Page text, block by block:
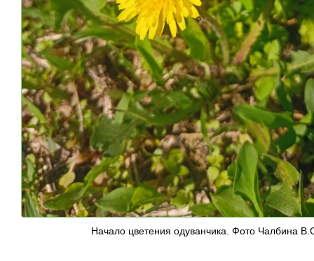
Начало цветения одуванчика. Фото Чалбина